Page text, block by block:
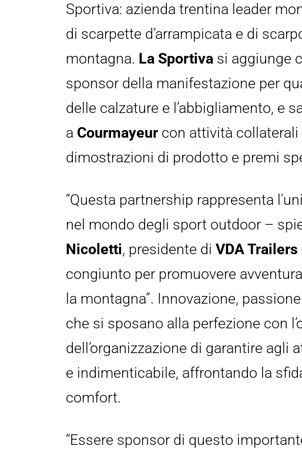
Sportiva: azienda trentina leader
di scarpette d’arrampicata e di
montagna. La Sportiva si aggiunge
sponsor della manifestazione per
delle calzature e l’abbigliamento, e
a Courmayeur con attività collaterali
dimostrazioni di prodotto e premi
“Questa partnership rappresenta
nel mondo degli sport outdoor –
Nicoletti, presidente di VDA Trailers
congiunto per promuovere
la montagna”. Innovazione,
che si sposano alla perfezione con
dell’organizzazione di garantire agli
e indimenticabile, affrontando la
comfort.
“Essere sponsor di questo